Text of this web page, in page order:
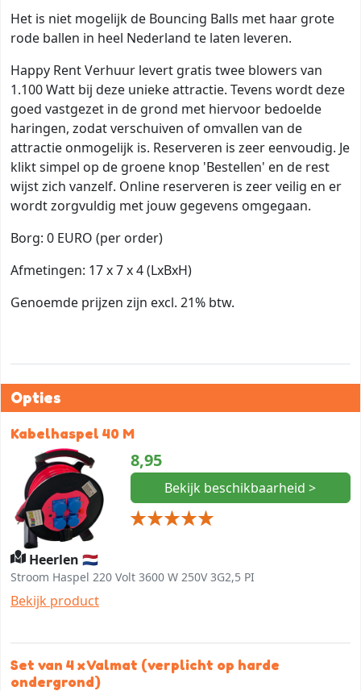
Het is niet mogelijk de Bouncing Balls met haar grote
rode ballen in heel Nederland te laten leveren.
Happy Rent Verhuur levert gratis twee blowers van
1.100 Watt bij deze unieke attractie. Tevens wordt deze
goed vastgezet in de grond met hiervoor bedoelde
haringen, zodat verschuiven of omvallen van de
attractie onmogelijk is. Reserveren is zeer eenvoudig. Je
klikt simpel op de groene knop 'Bestellen' en de rest
wijst zich vanzelf. Online reserveren is zeer veilig en er
wordt zorgvuldig met jouw gegevens omgegaan.
Borg: 0 EURO (per order)
Afmetingen: 17 x 7 x 4 (LxBxH)
Genoemde prijzen zijn excl. 21% btw.
Opties
Kabelhaspel 40 M
8,95
Bekijk beschikbaarheid >
Heerlen 🇳🇱
Stroom Haspel 220 Volt 3600 W 250V 3G2,5 PI
Bekijk product
Set van 4 x Valmat (verplicht op harde
ondergrond)